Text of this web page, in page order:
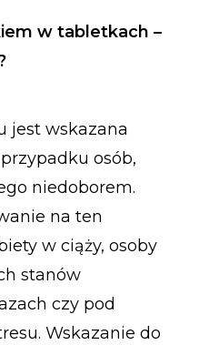
w tabletkach –
jest wskazana
osób,
niedoborem.
na ten
w ciąży, osoby
stanów
czy pod
Wskazanie do